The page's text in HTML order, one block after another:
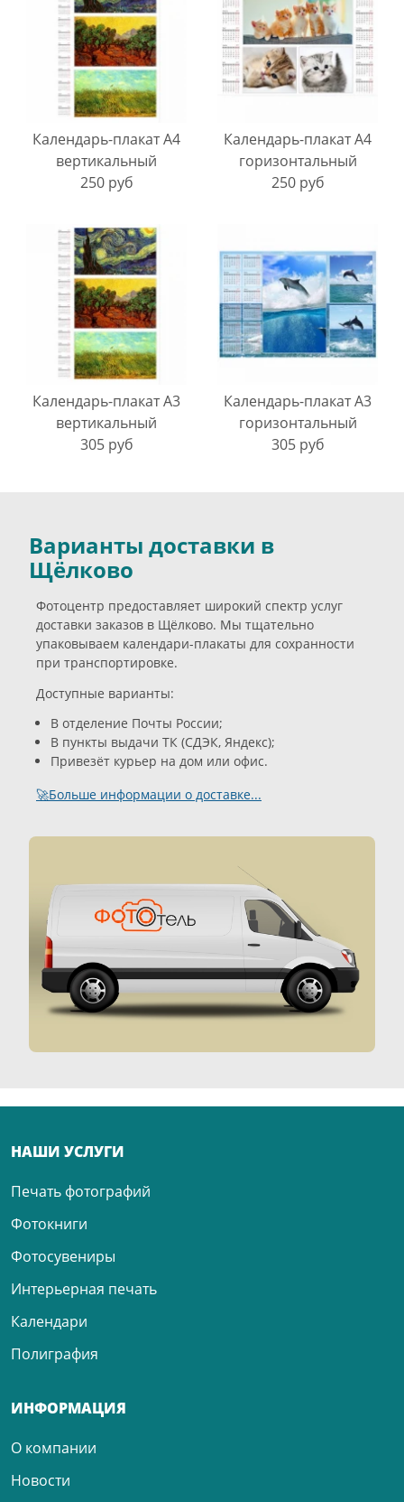
Календарь-плакат A4
вертикальный
250 руб
Календарь-плакат A4
горизонтальный
250 руб
Календарь-плакат A3
вертикальный
305 руб
Календарь-плакат A3
горизонтальный
305 руб
Варианты доставки в
Щёлково
Фотоцентр предоставляет широкий спектр услуг
доставки заказов в Щёлково. Мы тщательно
упаковываем календари-плакаты для сохранности
при транспортировке.
Доступные варианты:
В отделение Почты России;
В пункты выдачи ТК (СДЭК, Яндекс);
Привезёт курьер на дом или офис.
🚀Больше информации о доставке...
НАШИ УСЛУГИ
Печать фотографий
Фотокниги
Фотосувениры
Интерьерная печать
Календари
Полиграфия
ИНФОРМАЦИЯ
О компании
Новости